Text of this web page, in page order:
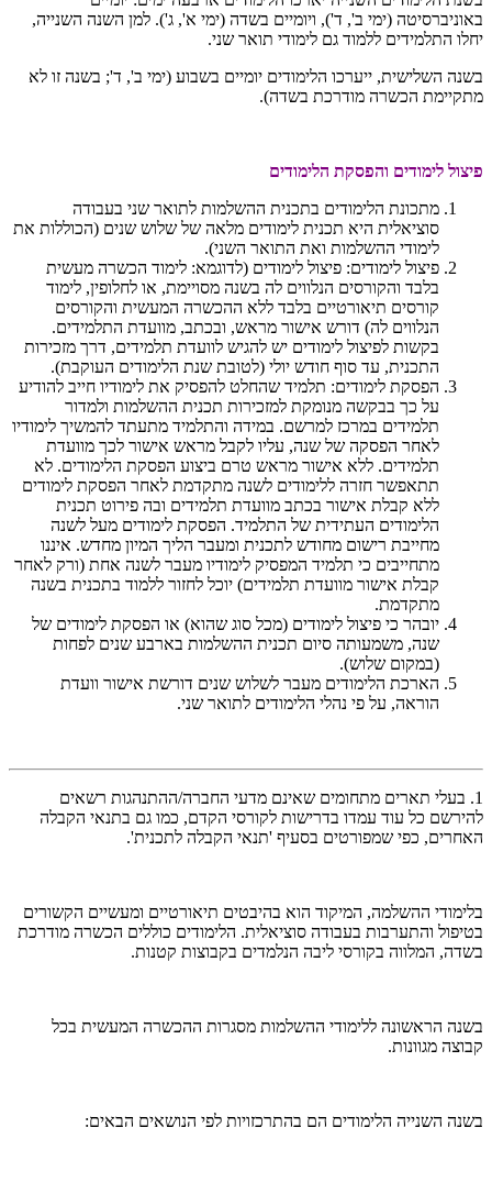
באוניברסיטה (ימי ב', ד'), ויומיים בשדה (ימי א', ג'). למן השנה השנייה,
יחלו התלמידים ללמוד גם לימודי תואר שני.
בשנה השלישית, ייערכו הלימודים יומיים בשבוע (ימי ב', ד'; בשנה זו לא
מתקיימת הכשרה מודרכת בשדה).
פיצול לימודים והפסקת הלימודים
מתכונת הלימודים בתכנית ההשלמות לתואר שני בעבודה
סוציאלית היא תכנית לימודים מלאה של שלוש שנים (הכוללות את
לימודי ההשלמות ואת התואר השני).
פיצול לימודים: פיצול לימודים (לדוגמא: לימוד הכשרה מעשית
בלבד והקורסים הנלווים לה בשנה מסויימת, או לחלופין, לימוד
קורסים תיאורטיים בלבד ללא ההכשרה המעשית והקורסים
הנלווים לה) דורש אישור מראש, ובכתב, מוועדת התלמידים.
בקשות לפיצול לימודים יש להגיש לוועדת תלמידים, דרך מזכירות
התכנית, עד סוף חודש יולי (לטובת שנת הלימודים העוקבת).
הפסקת לימודים: תלמיד שהחלט להפסיק את לימודיו חייב להודיע
על כך בבקשה מנומקת למזכירות תכנית ההשלמות ולמדור
תלמידים במרכז למרשם. במידה והתלמיד מתעתד להמשיך לימודיו
לאחר הפסקה של שנה, עליו לקבל מראש אישור לכך מוועדת
תלמידים. ללא אישור מראש טרם ביצוע הפסקת הלימודים. לא
תתאפשר חזרה ללימודים לשנה מתקדמת לאחר הפסקת לימודים
ללא קבלת אישור בכתב מוועדת תלמידים ובה פירוט תכנית
הלימודים העתידית של התלמיד. הפסקת לימודים מעל לשנה
מחייבת רישום מחודש לתכנית ומעבר הליך המיון מחדש. איננו
מתחייבים כי תלמיד המפסיק לימודיו מעבר לשנה אחת (ורק לאחר
קבלת אישור מוועדת תלמידים) יוכל לחזור ללמוד בתכנית בשנה
מתקדמת.
יובהר כי פיצול לימודים (מכל סוג שהוא) או הפסקת לימודים של
שנה, משמעותה סיום תכנית ההשלמות בארבע שנים לפחות
(במקום שלוש).
הארכת הלימודים מעבר לשלוש שנים דורשת אישור וועדת
הוראה, על פי נהלי הלימודים לתואר שני.
1. בעלי תארים מתחומים שאינם מדעי החברה/ההתנהגות רשאים
להירשם כל עוד עמדו בדרישות לקורסי הקדם, כמו גם בתנאי הקבלה
האחרים, כפי שמפורטים בסעיף 'תנאי הקבלה לתכנית'.
בלימודי ההשלמה, המיקוד הוא בהיבטים תיאורטיים ומעשיים הקשורים
בטיפול והתערבות בעבודה סוציאלית. הלימודים כוללים הכשרה מודרכת
בשדה, המלווה בקורסי ליבה הנלמדים בקבוצות קטנות.
בשנה הראשונה ללימודי ההשלמות מסגרות ההכשרה המעשית בכל
קבוצה מגוונות.
בשנה השנייה הלימודים הם בהתרכזויות לפי הנושאים הבאים: